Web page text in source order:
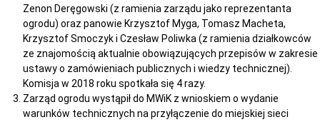
Zenon Deręgowski (z ramienia zarządu jako reprezentanta
ogrodu) oraz panowie Krzysztof Myga, Tomasz Macheta,
Krzysztof Smoczyk i Czesław Poliwka (z ramienia działkowców
ze znajomością aktualnie obowiązujących przepisów w zakresie
ustawy o zamówieniach publicznych i wiedzy technicznej).
Komisja w 2018 roku spotkała się 4 razy.
Zarząd ogrodu wystąpił do MWiK z wnioskiem o wydanie
warunków technicznych na przyłączenie do miejskiej sieci